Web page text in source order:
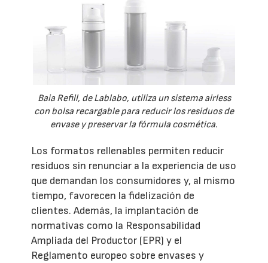
Baia Refill, de Lablabo, utiliza un sistema airless
con bolsa recargable para reducir los residuos de
envase y preservar la fórmula cosmética.
Los formatos rellenables permiten reducir
residuos sin renunciar a la experiencia de uso
que demandan los consumidores y, al mismo
tiempo, favorecen la fidelización de
clientes. Además, la implantación de
normativas como la Responsabilidad
Ampliada del Productor (EPR) y el
Reglamento europeo sobre envases y